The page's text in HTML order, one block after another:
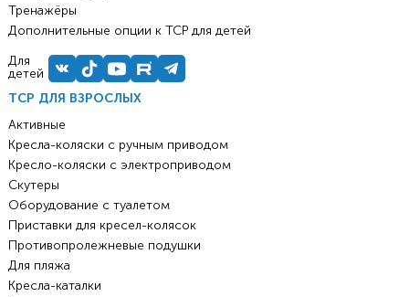
ТСР ДЛЯ ВЗРОСЛЫХ
Активные
Кресла-коляски с ручным приводом
Кресло-коляски с электроприводом
Скутеры
Оборудование с туалетом
Приставки для кресел-колясок
Противопролежневые подушки
Для пляжа
Кресла-каталки
Тренажёры
Дополнительные опции к ТСР для детей
Для
детей